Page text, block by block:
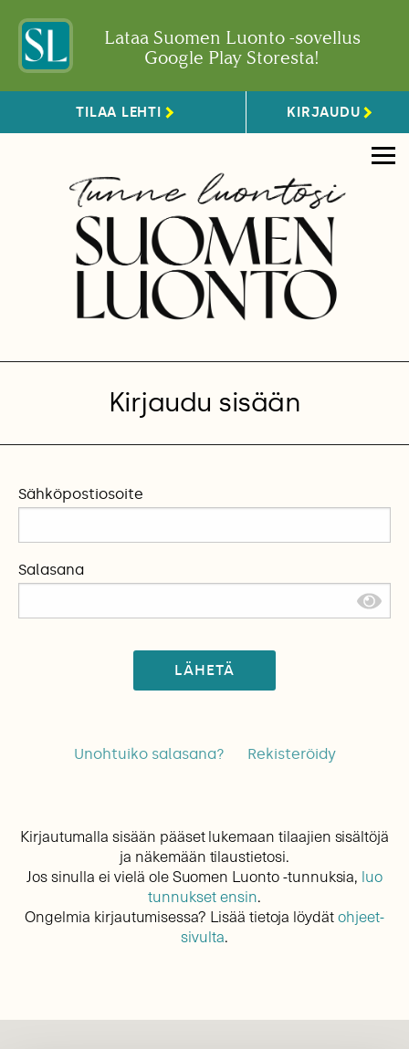
Lataa Suomen Luonto -sovellus
Google Play Storesta!
TILAA LEHTI KIRJAUDU
Kirjaudu sisään
Sähköpostiosoite
Salasana
LÄHETÄ
Unohtuiko salasana? Rekisteröidy
Kirjautumalla sisään pääset lukemaan tilaajien sisältöjä
ja näkemään tilaustietosi.
Jos sinulla ei vielä ole Suomen Luonto -tunnuksia, luo
tunnukset ensin.
Ongelmia kirjautumisessa? Lisää tietoja löydätohjeet-
sivulta.